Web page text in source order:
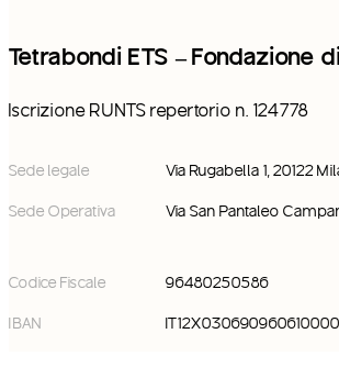
Tetrabondi ETS – Fondazione
Iscrizione RUNTS repertorio n. 124778
Sede legale Via Rugabella 1, 20122
Sede Operativa Via San Pantaleo
Codice Fiscale 96480250586
IBAN